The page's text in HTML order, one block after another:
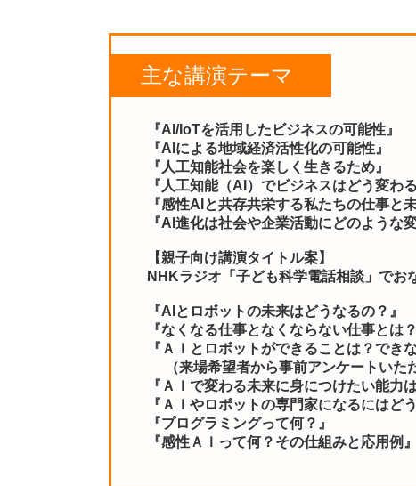
主な講演テーマ
『AI/IoTを活用したビジネスの可能性』
『AIによる地域経済活性化の可能性』
『人工知能社会を楽しく生きるため』
『人工知能（AI）でビジネスはどう変わる
『感性AIと共存共栄する私たちの仕事と未
『AI進化は社会や企業活動にどのような
【親子向け講演タイトル案】
NHKラジオ「子ども科学電話相談」で
『AIとロボットの未来はどうなるの？』
『なくなる仕事となくならない仕事とは
『ＡＩとロボットができることは？でき
（来場希望者から事前アンケートいた
『ＡＩで変わる未来に身につけたい能力は
『ＡＩやロボットの専門家になるにはど
『プログラミングって何？』
『感性ＡＩって何？その仕組みと応用例』